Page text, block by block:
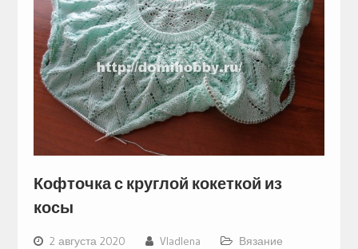
Кофточка с круглой кокеткой из
косы
2 августа 2020 Vladlena
Вязание